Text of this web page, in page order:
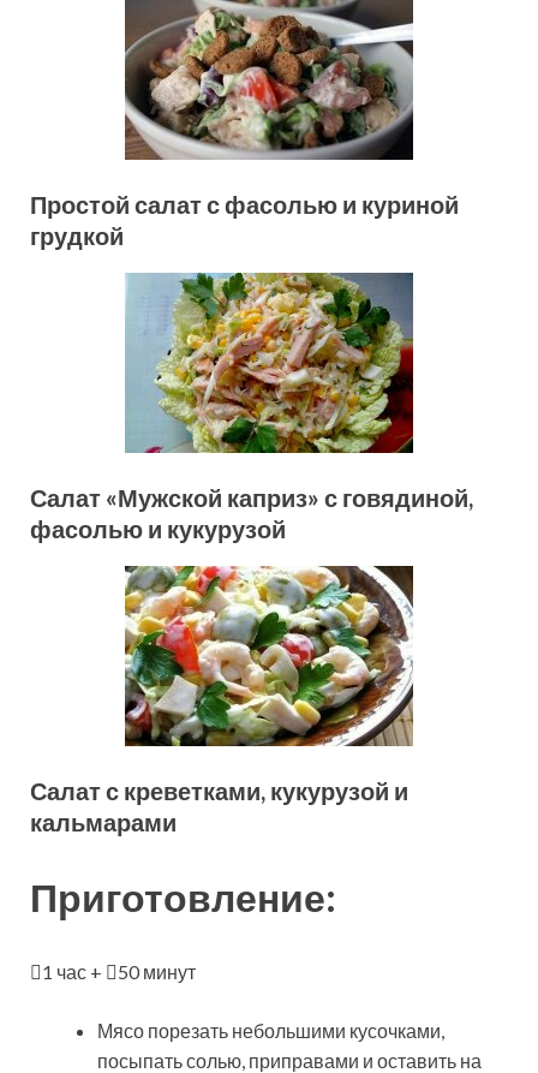
Простой салат с фасолью и куриной
грудкой
Салат «Мужской каприз» с говядиной,
фасолью и кукурузой
Салат с креветками, кукурузой и
кальмарами
Приготовление:
1 час + 50 минут
Мясо порезать небольшими кусочками,
посыпать солью, приправами и оставить на